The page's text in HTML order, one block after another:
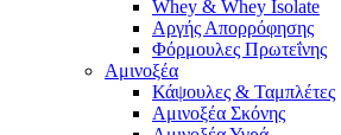
Whey & Whey Isolate
Αργής Απορρόφησης
Φόρμουλες Πρωτεΐνης
Αμινοξέα
Κάψουλες & Ταμπλέτες
Αμινοξέα Σκόνης